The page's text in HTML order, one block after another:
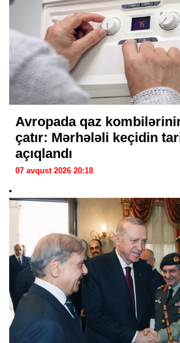
Avropada qaz
çatır: Mərhələli keçidin
açıqlandı
07 avqust 2026 20:18